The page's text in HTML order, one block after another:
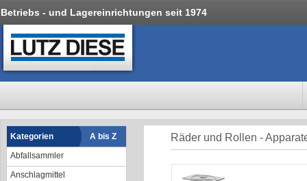
Betriebs - und Lagereinrichtungen seit 1974
Kategorien
A bis Z
Abfallsammler
Anschlagmittel
Räder und Rollen -